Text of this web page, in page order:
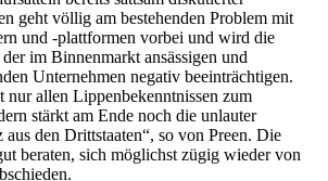
geht völlig am bestehenden Problem mit
und -plattformen vorbei und wird die
im Binnenmarkt ansässigen und
Unternehmen negativ beeinträchtigen.
nur allen Lippenbekenntnissen zum
stärkt am Ende noch die unlauter
den Drittstaaten“, so von Preen. Die
beraten, sich möglichst zügig wieder von